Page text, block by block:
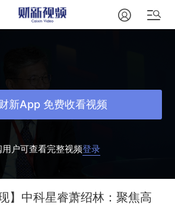
用户可查看完整视频登录
新App 免费收看视频
】中科星睿萧绍林：聚焦高